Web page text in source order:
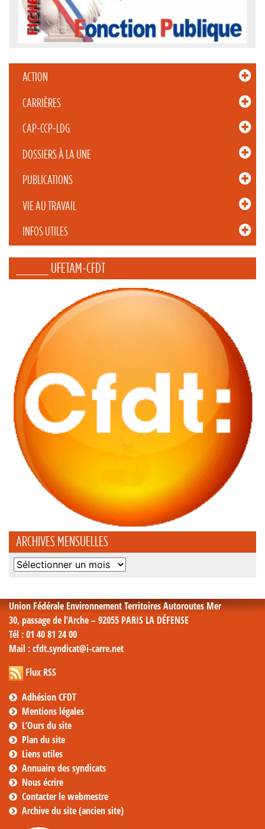
ACTION
CARRIÈRES
CAP-CCP-LDG
DOSSIERS À LA UNE
PUBLICATIONS
VIE AU TRAVAIL
INFOS UTILES
_____ UFETAM-CFDT
ARCHIVES MENSUELLES
Archives
Union Fédérale Environnement Territoires Autoroutes Mer
30, passage de l’Arche – 92055 PARIS LA DÉFENSE
Tél : 01 40 81 24 00
Mail : cfdt.syndicat@i-carre.net
Flux RSS
Adhésion CFDT
Mentions légales
L’Ours du site
Plan du site
Liens utiles
Annuaire des syndicats
Nous écrire
Contacter le webmestre
Archive du site (ancien site)